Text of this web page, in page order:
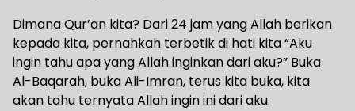
Dimana Qur’an kita? Dari 24 jam yang Allah berikan
kepada kita, pernahkah terbetik di hati kita “Aku
ingin tahu apa yang Allah inginkan dari aku?” Buka
Al-Baqarah, buka Ali-Imran, terus kita buka, kita
akan tahu ternyata Allah ingin ini dari aku.